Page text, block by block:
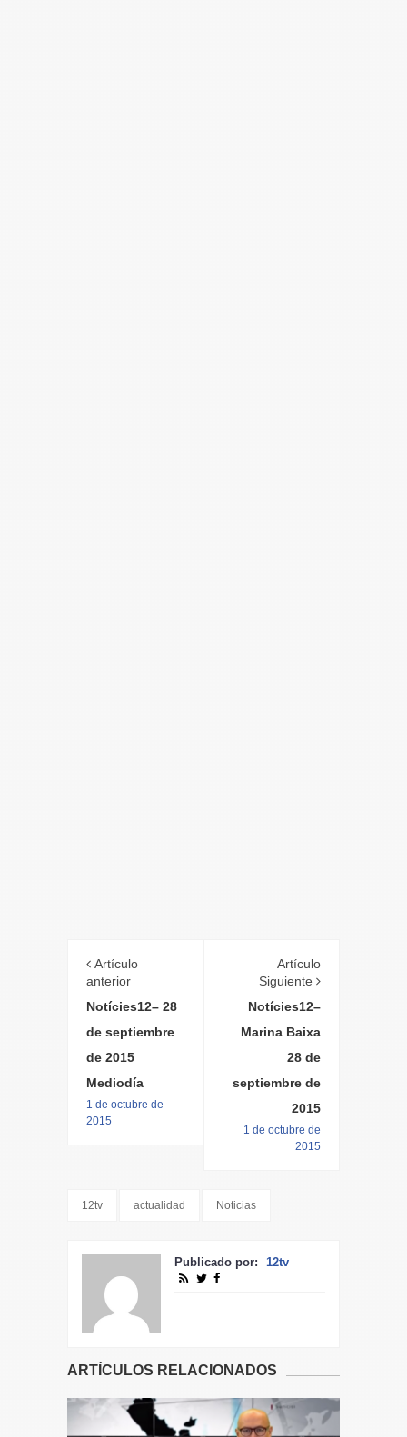
Artículo
anterior
Notícies12– 28
de septiembre
de 2015
Mediodía
1 de octubre de
2015
Artículo
Siguiente
Notícies12–
Marina Baixa
28 de
septiembre de
2015
1 de octubre de
2015
12tv actualidad Noticias
Publicado por: 12tv
ARTÍCULOS RELACIONADOS